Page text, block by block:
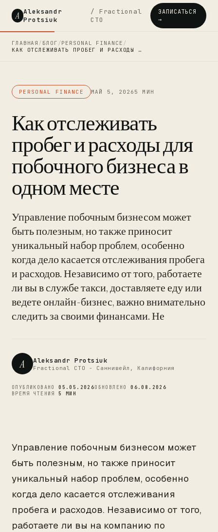
A Aleksandr
Protsiuk
/ Fractional
CTO
ЗАПИСАТЬСЯ
→
ГЛАВНАЯ / БЛОГ /PERSONAL FINANCE /
КАК ОТСЛЕЖИВАТЬ ПРОБЕГ И РАСХОДЫ …
PERSONAL FINANCE МАЙ 5, 2026 5 МИН
Как отслеживать
пробег и расходы для
побочного бизнеса в
одном месте
Управление побочным бизнесом может
быть полезным, но также приносит
уникальный набор проблем, особенно
когда дело касается отслеживания пробега
и расходов. Независимо от того, работаете
ли вы в службе такси, доставляете еду или
ведете онлайн-бизнес, важно внимательно
следить за своими финансами. Не
A Aleksandr Protsiuk
Fractional CTO - Саннивейл, Калифорния
ОПУБЛИКОВАНО05.05.2026ОБНОВЛЕНО06.08.2026
ВРЕМЯ ЧТЕНИЯ5 МИН
Управление побочным бизнесом может
быть полезным, но также приносит
уникальный набор проблем, особенно
когда дело касается отслеживания
пробега и расходов. Независимо от того,
работаете ли вы на компанию по